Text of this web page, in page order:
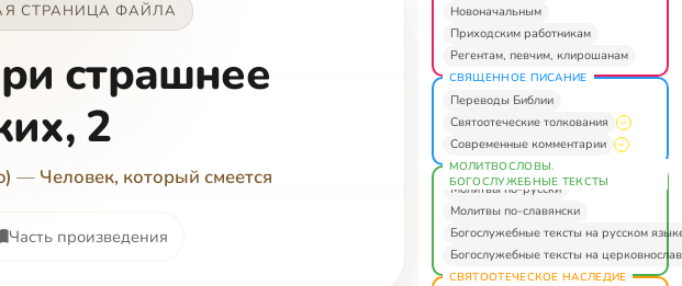
СТРАНИЦА ФАЙЛА
страшнее
2
— Человек, который смеется
Часть произведения
Новоначальным
Приходским работникам
Регентам, певчим, клирошанам
СВЯЩЕННОЕ ПИСАНИЕ
Переводы Библии
Святоотеческие толкования
Современные комментарии
МОЛИТВОСЛОВЫ.
БОГОСЛУЖЕБНЫЕ ТЕКСТЫ
Молитвы по-русски
Молитвы по-славянски
Богослужебные тексты на русском
Богослужебные тексты на
СВЯТООТЕЧЕСКОЕ НАСЛЕДИЕ